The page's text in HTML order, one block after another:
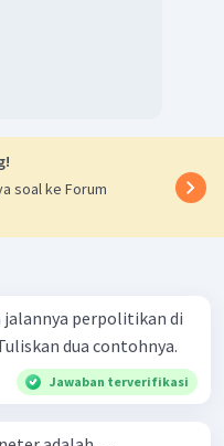
soal ke Forum
jalannya perpolitikan di
dua contohnya.
Jawaban terverifikasi